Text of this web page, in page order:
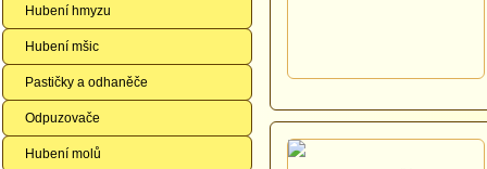
Hubení hmyzu
Hubení mšic
Pastičky a odhaněče
Odpuzovače
Hubení molů